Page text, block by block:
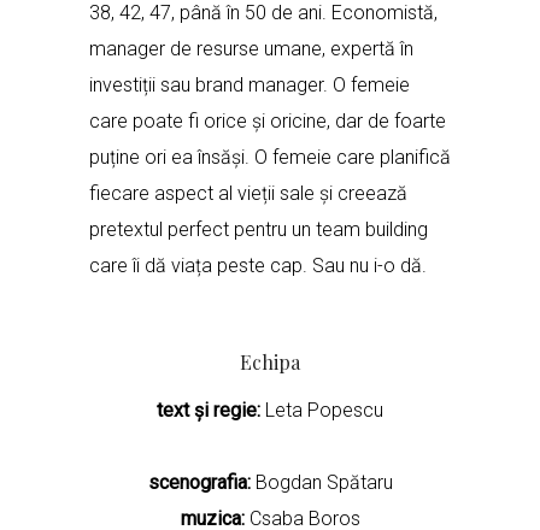
38, 42, 47, până în 50 de ani. Economistă,
manager de resurse umane, expertă în
investiții sau brand manager. O femeie
care poate fi orice și oricine, dar de foarte
puține ori ea însăși. O femeie care planifică
fiecare aspect al vieții sale și creează
pretextul perfect pentru un team building
care îi dă viața peste cap. Sau nu i-o dă.
Echipa
text și regie: Leta Popescu
scenografia:Bogdan Spătaru
muzica:Csaba Boros